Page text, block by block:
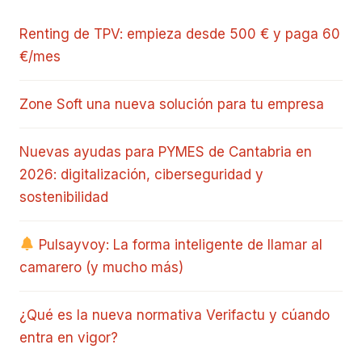
Renting de TPV: empieza desde 500 € y paga 60
€/mes
Zone Soft una nueva solución para tu empresa
Nuevas ayudas para PYMES de Cantabria en
2026: digitalización, ciberseguridad y
sostenibilidad
Pulsayvoy: La forma inteligente de llamar al
camarero (y mucho más)
¿Qué es la nueva normativa Verifactu y cúando
entra en vigor?